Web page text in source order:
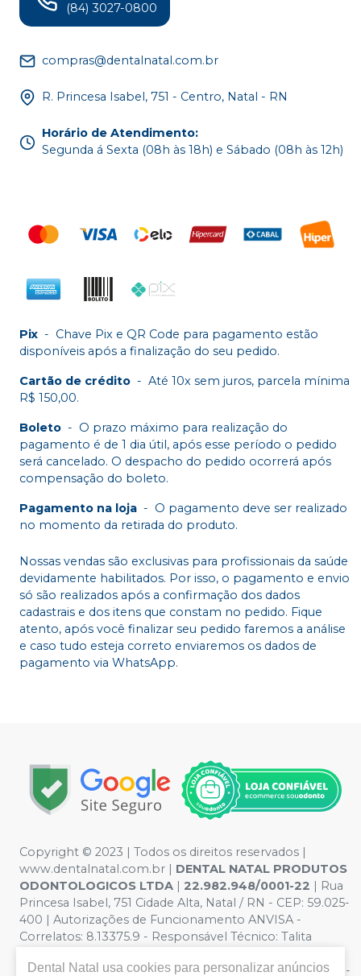
(84) 3027-0800
compras@dentalnatal.com.br
R. Princesa Isabel, 751 - Centro, Natal - RN
Horário de Atendimento:
Segunda á Sexta (08h às 18h) e Sábado (08h às 12h)
Pix - Chave Pix e QR Code para pagamento estão
disponíveis após a finalização do seu pedido.
Cartão de crédito - Até 10x sem juros, parcela mínima
R$ 150,00.
Boleto - O prazo máximo para realização do
pagamento é de 1 dia útil, após esse período o pedido
será cancelado. O despacho do pedido ocorrerá após
compensação do boleto.
Pagamento na loja - O pagamento deve ser realizado
no momento da retirada do produto.
Nossas vendas são exclusivas para profissionais da saúde
devidamente habilitados. Por isso, o pagamento e envio
só são realizados após a confirmação dos dados
cadastrais e dos itens que constam no pedido. Fique
atento, após você finalizar seu pedido faremos a análise
e caso tudo esteja correto enviaremos os dados de
pagamento via WhatsApp.
Copyright © 2023 | Todos os direitos reservados |
www.dentalnatal.com.br | DENTAL NATAL PRODUTOS
ODONTOLOGICOS LTDA | 22.982.948/0001-22 | Rua
Princesa Isabel, 751 Cidade Alta, Natal / RN - CEP: 59.025-
400 | Autorizações de Funcionamento ANVISA -
Correlatos: 8.13375.9 - Responsável Técnico: Talita
Privacidade e Segurança - Fotos meramente ilustrativas -
Dental Natal usa cookies para personalizar anúncios